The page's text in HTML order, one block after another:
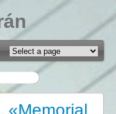
«Memorial